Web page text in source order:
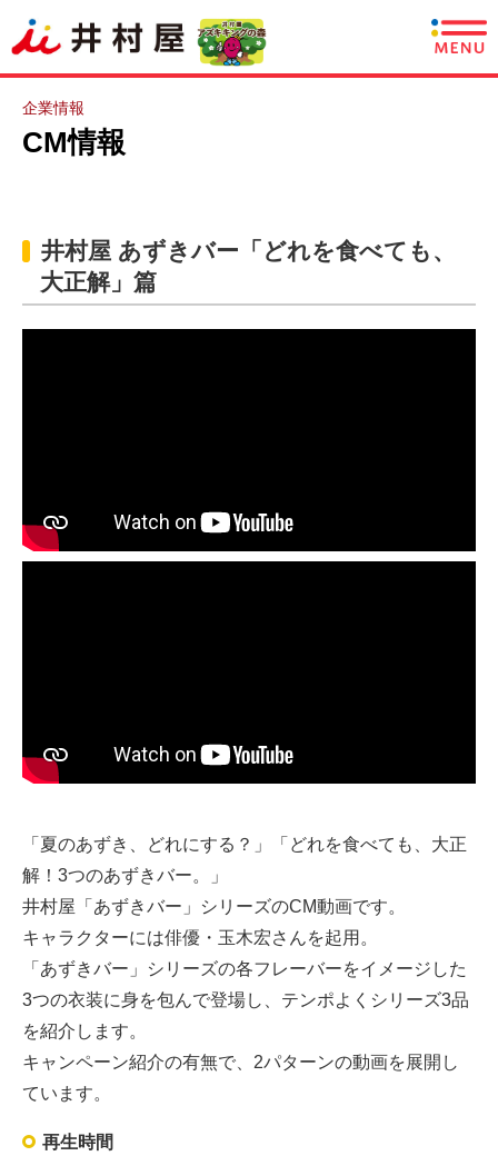
商品情報
レシピ
CSR情報
企業情報
企業情報
CM情報
井村屋 あずきバー「どれを食べても、
大正解」篇
「夏のあずき、どれにする？」「どれを食べても、大正
解！3つのあずきバー。」
井村屋「あずきバー」シリーズのCM動画です。
キャラクターには俳優・玉木宏さんを起用。
「あずきバー」シリーズの各フレーバーをイメージした
3つの衣装に身を包んで登場し、テンポよくシリーズ3品
を紹介します。
キャンペーン紹介の有無で、2パターンの動画を展開し
ています。
再生時間